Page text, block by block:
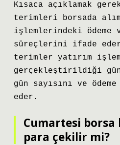
Kısaca açıklamak
terimleri borsada
işlemlerindeki ödeme
süreçlerini ifade
terimler yatırım
gerçekleştirildiği
gün sayısını ve
eder.
Cumartesi borsa
para çekilir mi?